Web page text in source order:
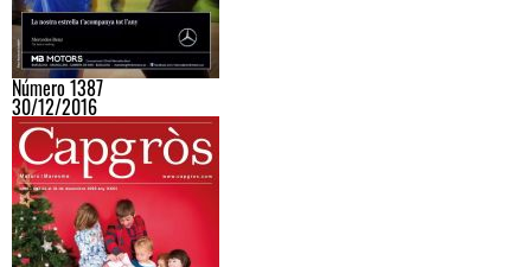
Número 1387
30/12/2016